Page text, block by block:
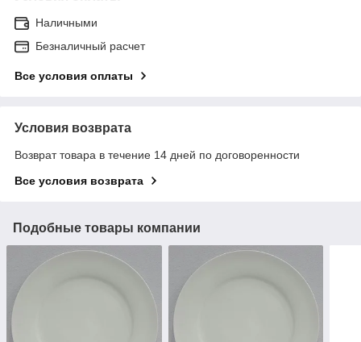
Наличными
Безналичный расчет
Все условия оплаты
Условия возврата
Возврат товара в течение 14 дней по договоренности
Все условия возврата
Подобные товары компании